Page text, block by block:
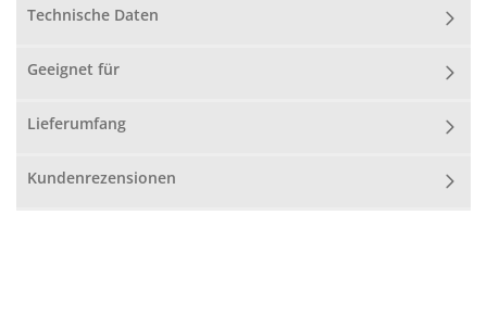
Technische Daten
Geeignet für
Lieferumfang
Kundenrezensionen